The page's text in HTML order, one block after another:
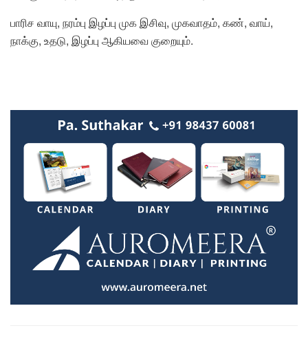
பாரிச வாயு, நரம்பு இழப்பு முக இசிவு, முகவாதம், கண், வாய்,
நாக்கு, உதடு, இழப்பு ஆகியவை குறையும்.